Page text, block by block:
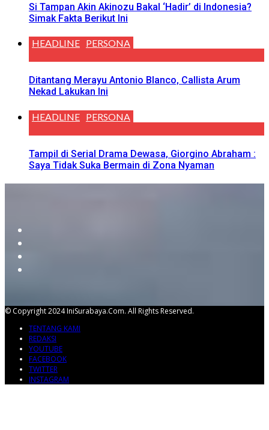
Si Tampan Akin Akinozu Bakal ‘Hadir’ di Indonesia?
Simak Fakta Berikut Ini
HEADLINE PERSONA
Ditantang Merayu Antonio Blanco, Callista Arum
Nekad Lakukan Ini
HEADLINE PERSONA
Tampil di Serial Drama Dewasa, Giorgino Abraham :
Saya Tidak Suka Bermain di Zona Nyaman
© Copyright 2024 IniSurabaya.com. All Rights Reserved.
TENTANG KAMI
REDAKSI
YOUTUBE
FACEBOOK
TWITTER
INSTAGRAM